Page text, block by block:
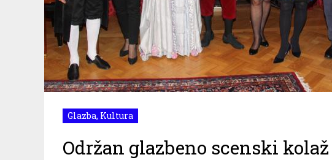
Glazba, Kultura
Održan glazbeno scenski